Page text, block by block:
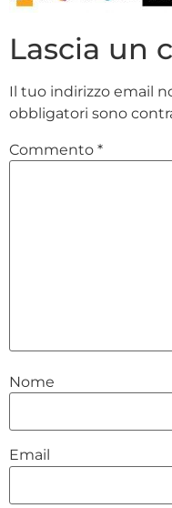
Lascia un
Il tuo indirizzo email
obbligatori sono
Commento *
Nome
Email